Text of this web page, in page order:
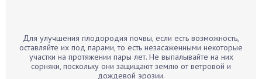
Бархатцы
Бегония
Для улучшения плодородия почвы, если есть возможность,
оставляйте их под парами, то есть незасаженными некоторые
участки на протяжении пары лет. Не выпалывайте на них
сорняки, поскольку они защищают землю от ветровой и
дождевой эрозии.